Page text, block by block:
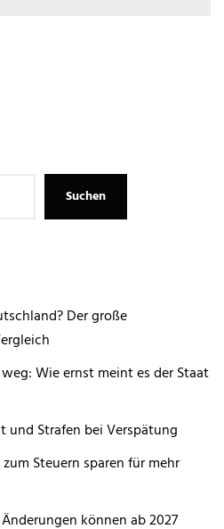
Suchen
Der große
Wie ernst meint es der Staat
und Strafen bei Verspätung
Steuern sparen für mehr
können ab 2027